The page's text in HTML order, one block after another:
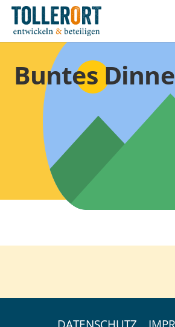
Buntes